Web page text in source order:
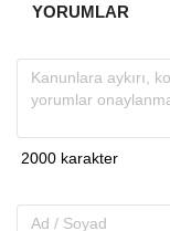
YORUMLAR